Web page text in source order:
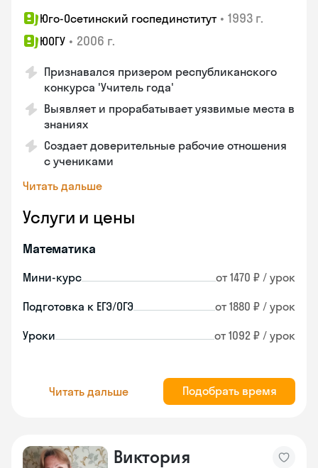
Юго-Осетинский госпединститут • 1993 г.
ЮОГУ • 2006 г.
Признавался призером республиканского
конкурса 'Учитель года'
Выявляет и прорабатывает уязвимые места в
знаниях
Создает доверительные рабочие отношения
с учениками
Читать дальше
Услуги и цены
Математика
Мини-курс от 1470 ₽ / урок
Подготовка к ЕГЭ/ОГЭ от 1880 ₽ / урок
Уроки от 1092 ₽ / урок
Читать дальше Подобрать время
Виктория